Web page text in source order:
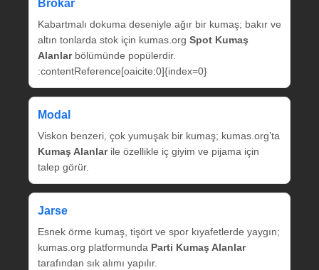
Brokar
Kabartmalı dokuma deseniyle ağır bir kumaş; bakır ve
altın tonlarda stok için kumas.org Spot Kumaş
Alanlarbölümünde popülerdir.
:contentReference[oaicite:0]{index=0}
Modal
Viskon benzeri, çok yumuşak bir kumaş; kumas.org’ta
Kumaş Alanlarile özellikle iç giyim ve pijama için
talep görür.
Jarse
Esnek örme kumaş, tişört ve spor kıyafetlerde yaygın;
kumas.org platformunda Parti Kumaş Alanlar
tarafından sık alımı yapılır.